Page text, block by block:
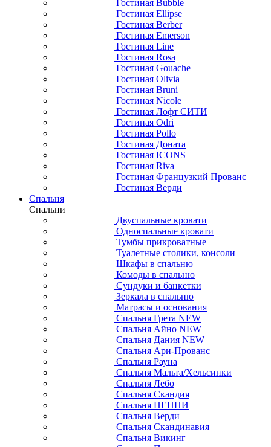
Гостиная Bubble
Гостиная Ellipse
Гостиная Berber
Гостиная Emerson
Гостиная Line
Гостиная Rosa
Гостиная Gouache
Гостиная Olivia
Гостиная Bruni
Гостиная Nicole
Гостиная Лофт СИТИ
Гостиная Odri
Гостиная Pollo
Гостиная Доната
Гостиная ICONS
Гостиная Riva
Гостиная Французкий Прованс
Гостиная Верди
Спальня
Спальни
Двуспальные кровати
Односпальные кровати
Тумбы прикроватные
Туалетные столики, консоли
Шкафы в спальню
Комоды в спальню
Сундуки и банкетки
Зеркала в спальню
Матрасы и основания
Спальня Грета NEW
Спальня Айно NEW
Спальня Дания NEW
Спальня Ари-Прованс
Спальня Рауна
Спальня Мальта/Хельсинки
Спальня Лебо
Спальня Скандия
Спальня ПЕННИ
Спальня Верди
Спальня Скандинавия
Спальня Викинг